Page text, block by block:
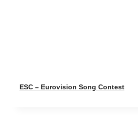
ESC – Eurovision Song Contest